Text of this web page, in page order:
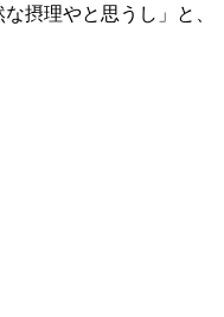
摂理やと思うし」と、